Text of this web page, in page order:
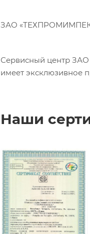
ЗАО
Сервисный центр
имеет эксклюзивное
Наши